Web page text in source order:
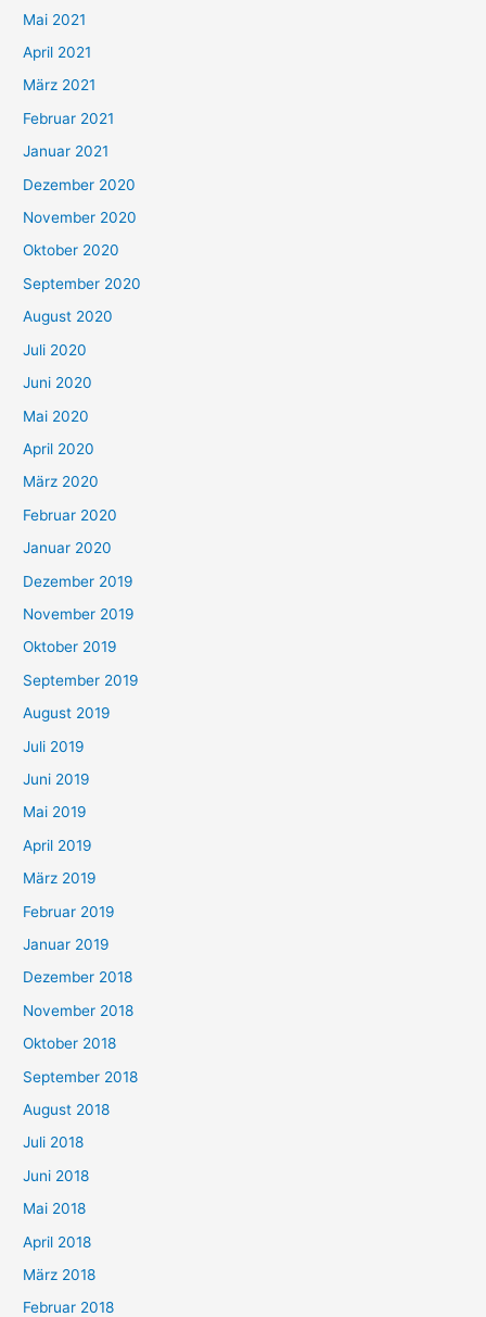
h
:
Mai 2021
April 2021
März 2021
Februar 2021
Januar 2021
Dezember 2020
November 2020
Oktober 2020
September 2020
August 2020
Juli 2020
Juni 2020
Mai 2020
April 2020
März 2020
Februar 2020
Januar 2020
Dezember 2019
November 2019
Oktober 2019
September 2019
August 2019
Juli 2019
Juni 2019
Mai 2019
April 2019
März 2019
Februar 2019
Januar 2019
Dezember 2018
November 2018
Oktober 2018
September 2018
August 2018
Juli 2018
Juni 2018
Mai 2018
April 2018
März 2018
Februar 2018